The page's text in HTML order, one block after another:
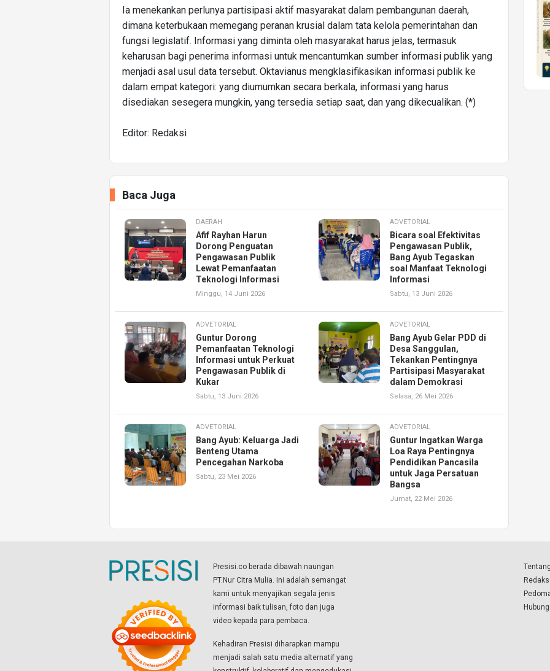
Ia menekankan perlunya partisipasi aktif masyarakat dalam pembangunan daerah,
dimana keterbukaan memegang peranan krusial dalam tata kelola pemerintahan dan
fungsi legislatif. Informasi yang diminta oleh masyarakat harus jelas, termasuk
keharusan bagi penerima informasi untuk mencantumkan sumber informasi publik yang
menjadi asal usul data tersebut. Oktavianus mengklasifikasikan informasi publik ke
dalam empat kategori: yang diumumkan secara berkala, informasi yang harus
disediakan sesegera mungkin, yang tersedia setiap saat, dan yang dikecualikan. (*)
Editor: Redaksi
Baca Juga
DAERAH
Afif Rayhan Harun
Dorong Penguatan
Pengawasan Publik
Lewat Pemanfaatan
Teknologi Informasi
Minggu, 14 Juni 2026
ADVETORIAL
Bicara soal Efektivitas
Pengawasan Publik,
Bang Ayub Tegaskan
soal Manfaat Teknologi
Informasi
Sabtu, 13 Juni 2026
ADVETORIAL
Guntur Dorong
Pemanfaatan Teknologi
Informasi untuk Perkuat
Pengawasan Publik di
Kukar
Sabtu, 13 Juni 2026
ADVETORIAL
Bang Ayub Gelar PDD di
Desa Sanggulan,
Tekankan Pentingnya
Partisipasi Masyarakat
dalam Demokrasi
Selasa, 26 Mei 2026
ADVETORIAL
Bang Ayub: Keluarga Jadi
Benteng Utama
Pencegahan Narkoba
Sabtu, 23 Mei 2026
ADVETORIAL
Guntur Ingatkan Warga
Loa Raya Pentingnya
Pendidikan Pancasila
untuk Jaga Persatuan
Bangsa
Jumat, 22 Mei 2026
Presisi.co berada dibawah naungan
PT.Nur Citra Mulia. Ini adalah semangat
kami untuk menyajikan segala jenis
informasi baik tulisan, foto dan juga
video kepada para pembaca.
Kehadiran Presisi diharapkan mampu
menjadi salah satu media alternatif yang
Redaksi